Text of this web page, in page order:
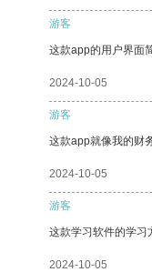
游客
这款app的用户界面
2024-10-05
游客
这款app就像我的财
2024-10-05
游客
这款学习软件的学习
2024-10-05